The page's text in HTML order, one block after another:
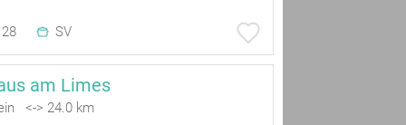
28 SV
am Limes
<-> 24.0 km